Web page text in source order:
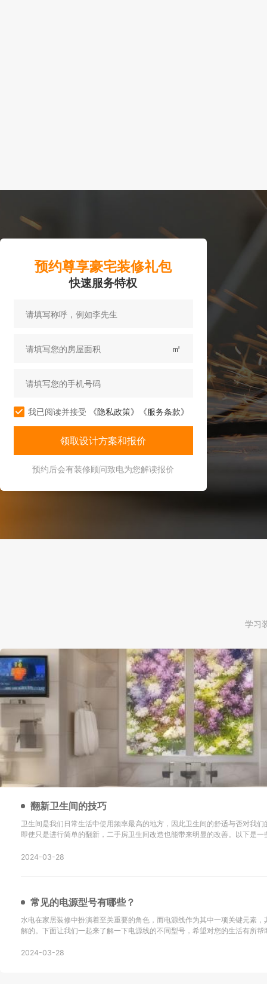
预约尊享豪宅装修礼包
快速服务特权
㎡
我已阅读并接受 《隐私政策》 《服务条款》
预约后会有装修顾问致电为您解读报价
学习
翻新卫生间的技巧
卫生间是我们日常生活中使用频率最高的地方，因此卫生间的舒适与否对我们
即使只是进行简单的翻新，二手房卫生间改造也能带来明显的改善。以下是一
铺设瓷砖是很重要的。确保地砖的铺设
2024-03-28
常见的电源型号有哪些？
水电在家居装修中扮演着至关重要的角色，而电源线作为其中一项关键元素，
解的。下面让我们一起来了解一下电源线的不同型号，希望对您的生活有所帮助！ SYV：这
同轴电缆。 KVV：这种电缆采用聚氯乙烯
2024-03-28